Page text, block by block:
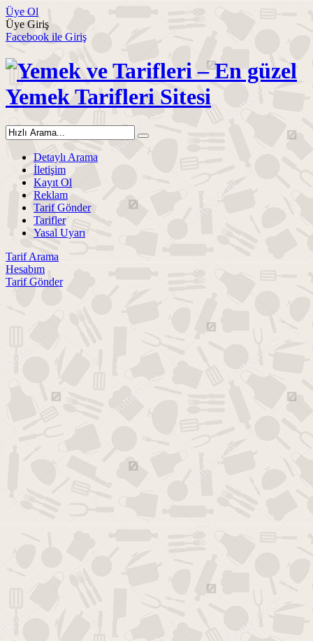
Üye Ol
Üye Giriş
Facebook ile Giriş
Detaylı Arama
İletişim
Kayıt Ol
Reklam
Tarif Gönder
Tarifler
Yasal Uyarı
Tarif Arama
Hesabım
Tarif Gönder